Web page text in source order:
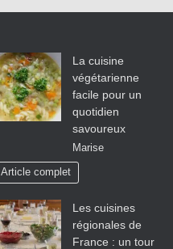
La cuisine
végétarienne
facile pour un
quotidien
savoureux
Marise
Article complet
Les cuisines
régionales de
France : un tour